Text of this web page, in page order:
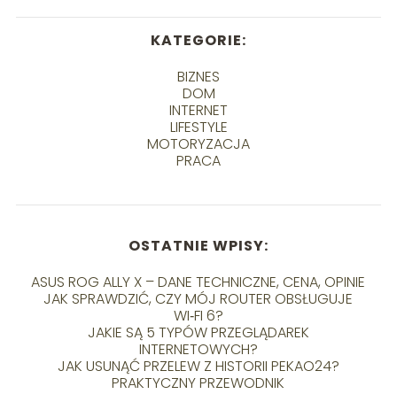
KATEGORIE:
BIZNES
DOM
INTERNET
LIFESTYLE
MOTORYZACJA
PRACA
OSTATNIE WPISY:
ASUS ROG ALLY X – DANE TECHNICZNE, CENA, OPINIE
JAK SPRAWDZIĆ, CZY MÓJ ROUTER OBSŁUGUJE
WI‑FI 6?
JAKIE SĄ 5 TYPÓW PRZEGLĄDAREK
INTERNETOWYCH?
JAK USUNĄĆ PRZELEW Z HISTORII PEKAO24?
PRAKTYCZNY PRZEWODNIK